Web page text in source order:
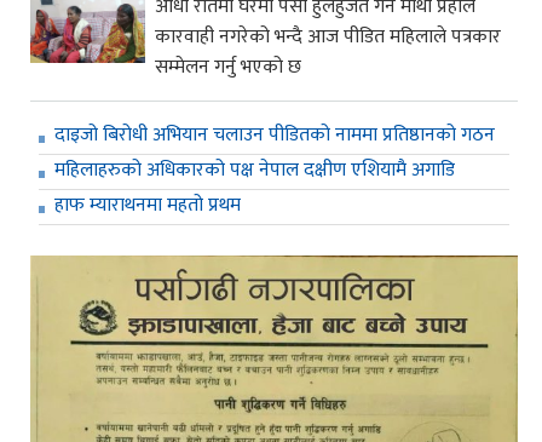
आधी रातमा घरमा पसी हुलहुजत गर्ने माथी प्रहीले
कारवाही नगरेको भन्दै आज पीडित महिलाले पत्रकार
सम्मेलन गर्नु भएको छ
दाइजो बिरोधी अभियान चलाउन पीडितको नाममा प्रतिष्ठानको गठन
महिलाहरुको अधिकारको पक्ष नेपाल दक्षीण एशियामै अगाडि
हाफ म्याराथनमा महतो प्रथम